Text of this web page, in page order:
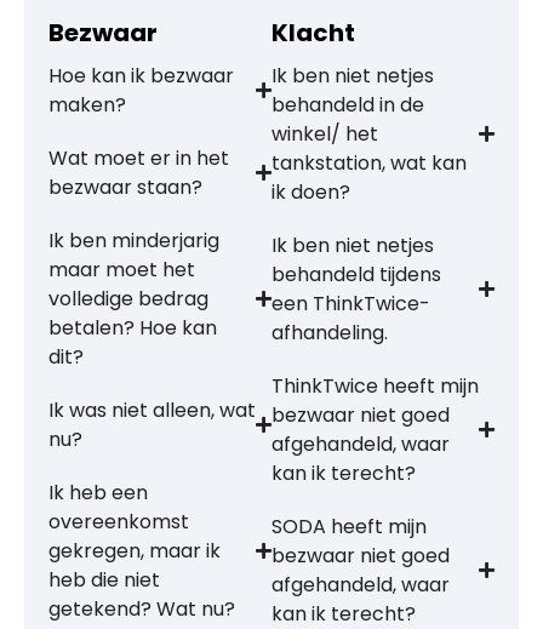
Bezwaar
Hoe kan ik bezwaar
maken?
Wat moet er in het
bezwaar staan?
Ik ben minderjarig
maar moet het
volledige bedrag
betalen? Hoe kan
dit?
Ik was niet alleen, wat
nu?
Ik heb een
overeenkomst
gekregen, maar ik
heb die niet
getekend? Wat nu?
Klacht
Ik ben niet netjes
behandeld in de
winkel/ het
tankstation, wat kan
ik doen?
Ik ben niet netjes
behandeld tijdens
een ThinkTwice-
afhandeling.
ThinkTwice heeft mijn
bezwaar niet goed
afgehandeld, waar
kan ik terecht?
SODA heeft mijn
bezwaar niet goed
afgehandeld, waar
kan ik terecht?